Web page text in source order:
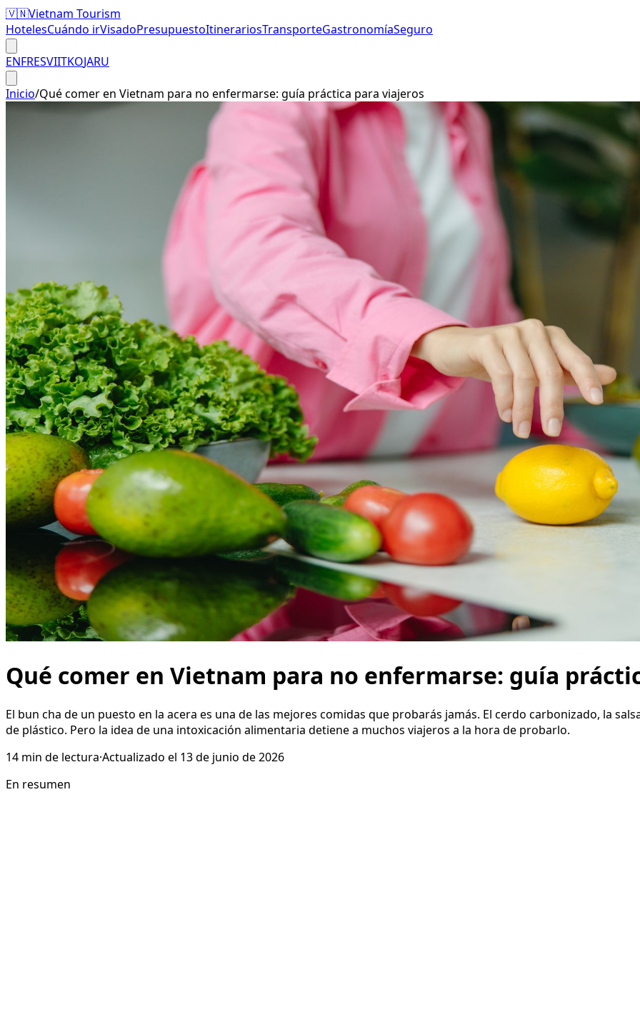
🇻🇳Vietnam Tourism
HotelesCuándo irVisadoPresupuestoItinerariosTransporteGastronomíaSeguro
ENFRESVIITKOJARU
Inicio/Qué comer en Vietnam para no enfermarse: guía práctica para viajeros
Qué comer en Vietnam para no enfermarse: guía
El bun cha de un puesto en la acera es una de las mejores comidas que probarás jamás. El cerdo carbonizado, la
de plástico. Pero la idea de una intoxicación alimentaria detiene a muchos viajeros a la hora de probarlo.
14 min de lectura·Actualizado el 13 de junio de 2026
En resumen